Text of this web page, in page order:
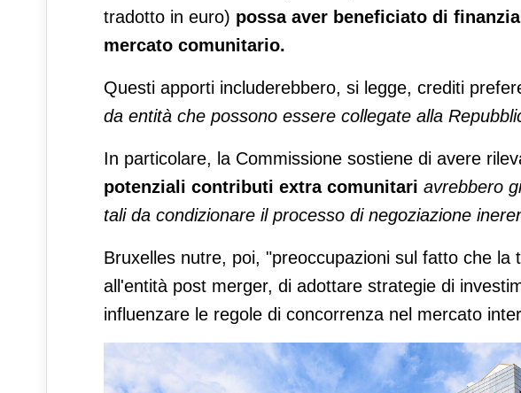
tradotto in euro) possa aver beneficiato di
mercato comunitario.
Questi apporti includerebbero, si legge, crediti
da entità che possono essere collegate alla
In particolare, la Commissione sostiene di avere
potenziali contributi extra comunitari avrebbero
tali da condizionare il processo di negoziazione
Bruxelles nutre, poi, "preoccupazioni sul fatto che la
all'entità post merger, di adottare strategie di
influenzare le regole di concorrenza nel mercato